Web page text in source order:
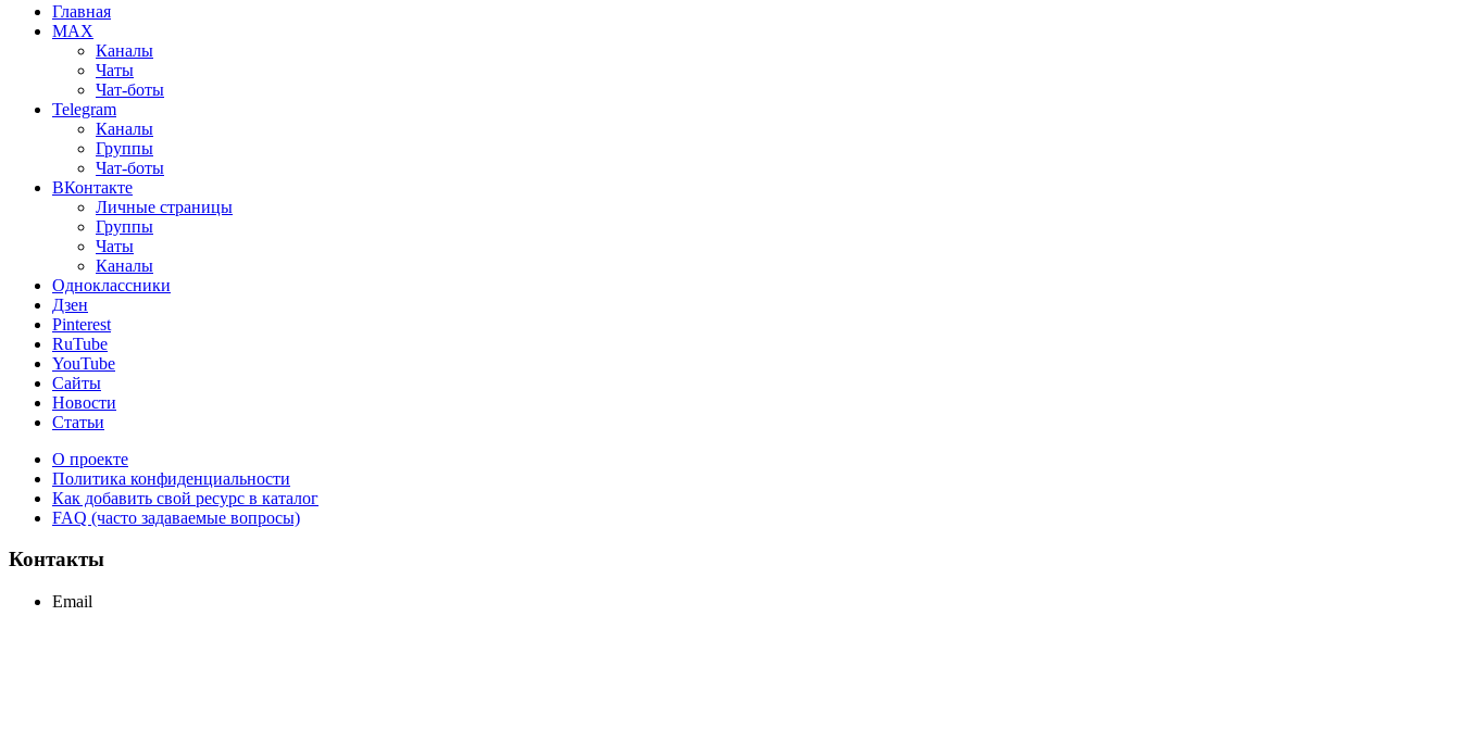
Главная
MAX
Каналы
Чаты
Чат-боты
Telegram
Каналы
Группы
Чат-боты
ВКонтакте
Личные страницы
Группы
Чаты
Каналы
Одноклассники
Дзен
Pinterest
RuTube
YouTube
Сайты
Новости
Статьи
О проекте
Политика конфиденциальности
Как добавить свой ресурс в каталог
FAQ (часто задаваемые вопросы)
Контакты
Email